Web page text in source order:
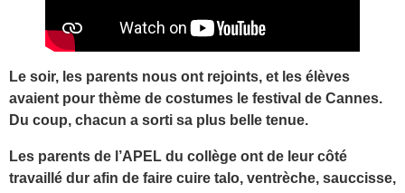
Le soir, les parents nous ont rejoints, et les élèves
avaient pour thème de costumes le festival de Cannes.
Du coup, chacun a sorti sa plus belle tenue.
Les parents de l’APEL du collège ont de leur côté
travaillé dur afin de faire cuire talo, ventrèche, sauccisse,